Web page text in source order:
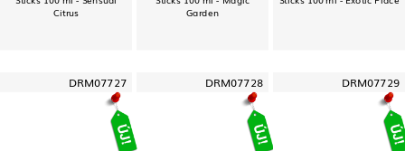
Citrus
Garden
DRM07727 DRM07728 DRM07729